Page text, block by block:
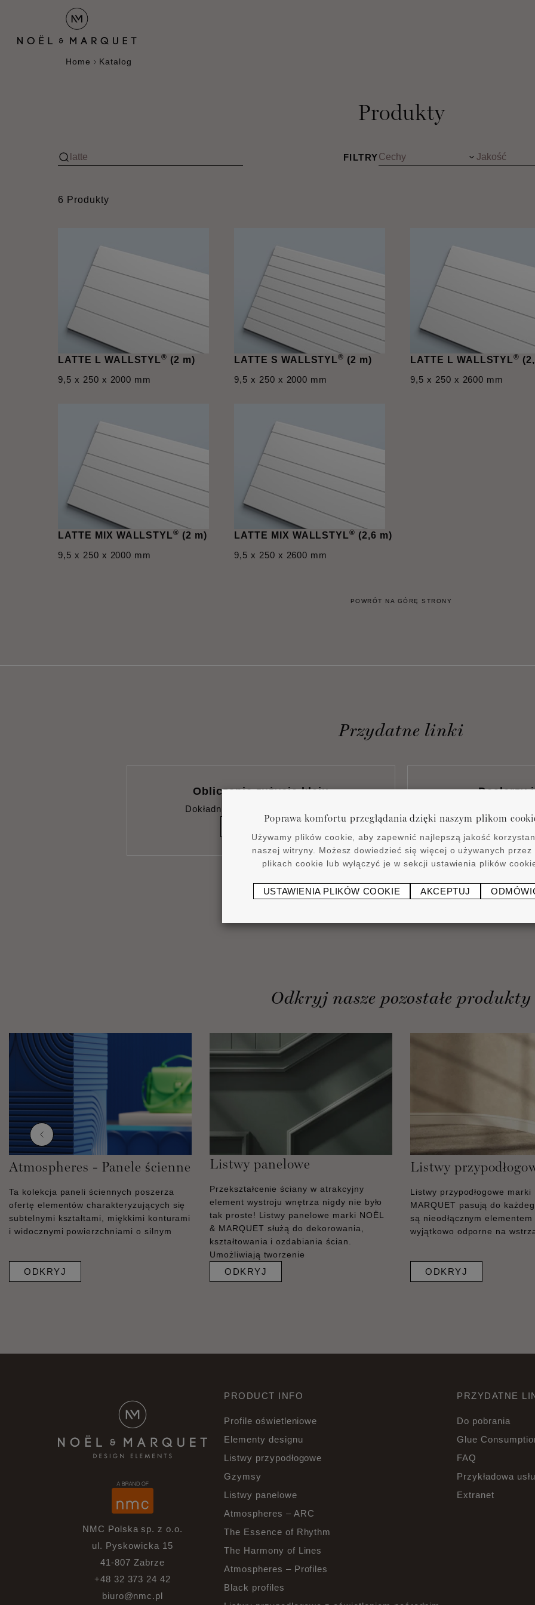
Home Katalog
Produkty
FILTRY
6 Produkty
LATTE L WALLSTYL® (2 m)
9,5 x 250 x 2000 mm
LATTE S WALLSTYL® (2 m)
9,5 x 250 x 2000 mm
LATTE L WALLSTYL®
9,5 x 250 x 2600 mm
LATTE MIX WALLSTYL® (2 m)
9,5 x 250 x 2000 mm
LATTE MIX WALLSTYL® (2,6 m)
9,5 x 250 x 2600 mm
POWRÓT NA GÓRĘ STRONY
Przydatne linki
Obliczanie zużycia kleju
Dokładnie oszacuj swoje potrzeby
OBLICZAĆ
Dealerzy
Odkryj nasze
Odkryj nasze pozostałe produkty
Atmospheres - Panele ścienne
Ta kolekcja paneli ściennych poszerza
ofertę elementów charakteryzujących się
subtelnymi kształtami, miękkimi konturami
i widocznymi powierzchniami o silnym
ODKRYJ
Listwy panelowe
Przekształcenie ściany w atrakcyjny
element wystroju wnętrza nigdy nie było
tak proste! Listwy panelowe marki NOËL
& MARQUET służą do dekorowania,
kształtowania i ozdabiania ścian.
Umożliwiają tworzenie
ODKRYJ
Listwy
Listwy przypodłogowe marki
MARQUET pasują do
są nieodłącznym
wyjątkowo odporne na
ODKRYJ
NMC Polska sp. z o.o.
ul. Pyskowicka 15
41-807 Zabrze
+48 32 373 24 42
biuro@nmc.pl
PRODUCT INFO
Profile oświetleniowe
Elementy designu
Listwy przypodłogowe
Gzymsy
Listwy panelowe
Atmospheres – ARC
The Essence of Rhythm
The Harmony of Lines
Atmospheres – Profiles
Black profiles
PRZYDATNE
Do pobrania
Glue
FAQ
Przykładowa
Extranet
Poprawa komfortu przeglądania dzięki naszym plikom
Używamy plików cookie, aby zapewnić najlepszą jakość
naszej witryny. Możesz dowiedzieć się więcej o używanych przez
plikach cookie lub wyłączyć je w sekcji ustawienia plików
USTAWIENIA PLIKÓW COOKIE AKCEPTUJ